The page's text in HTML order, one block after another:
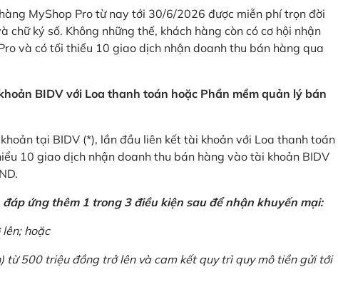
MyShop Pro từ nay tới 30/6/2026 được miễn phí trọn đời
ký số. Không những thế, khách hàng còn có cơ hội nhận
và có tối thiểu 10 giao dịch nhận doanh thu bán hàng qua
BIDV với Loa thanh toán hoặc Phần mềm quản lý bán
tại BIDV (*), lần đầu liên kết tài khoản với Loa thanh toán
10 giao dịch nhận doanh thu bán hàng vào tài khoản BIDV
ứng thêm 1 trong 3 điều kiện sau để nhận khuyến mại:
hoặc
từ 500 triệu đồng trở lên và cam kết quy trì quy mô tiền gửi tới